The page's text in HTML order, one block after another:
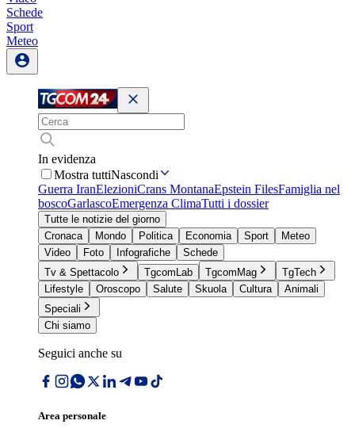
Schede
Sport
Meteo
In evidenza
Mostra tuttiNascondi
Guerra IranElezioniCrans MontanaEpstein FilesFamiglia nel
boscoGarlascoEmergenza ClimaTutti i dossier
Tutte le notizie del giorno
Cronaca
Mondo Politica Economia Sport
Meteo
Video
Foto Infografiche
Schede
Tv & Spettacolo
TgcomLab TgcomMag
TgTech
Lifestyle
Oroscopo Salute Skuola Cultura
Animali
Speciali
Chi siamo
Seguici anche su
Area personale